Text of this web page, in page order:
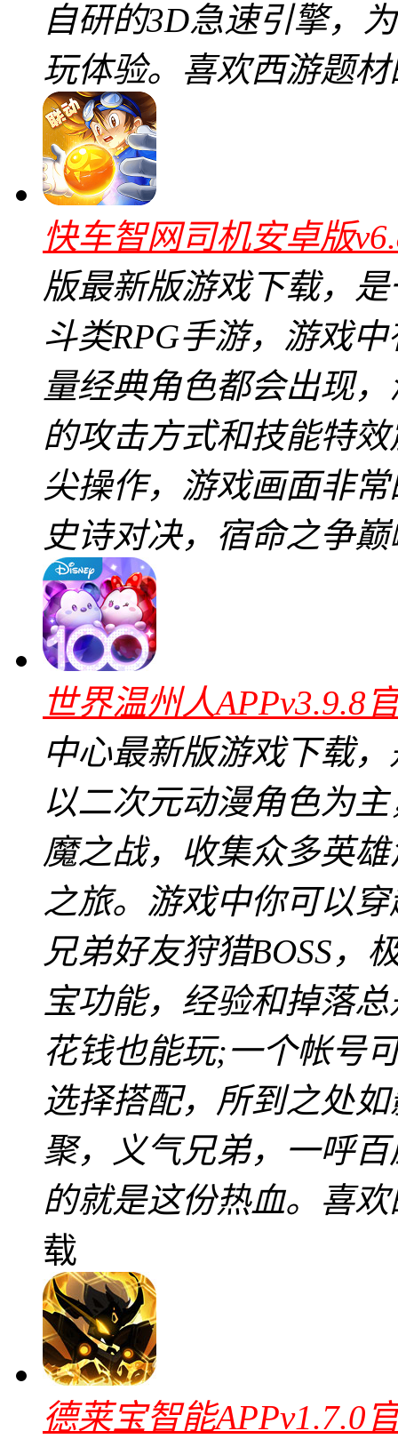
自研的3D急速引擎，
玩体验。喜欢西游题
快车智网司机安卓版
版最新版游戏下载，
斗类RPG手游，游戏
量经典角色都会出现
的攻击方式和技能特
尖操作，游戏画面非
史诗对决，宿命之争
世界温州人APPv3.9.8
中心最新版游戏下载
以二次元动漫角色为
魔之战，收集众多英
之旅。游戏中你可以
兄弟好友狩猎BOSS，
宝功能，经验和掉落
花钱也能玩;一个帐号
选择搭配，所到之处
聚，义气兄弟，一呼
的就是这份热血。喜
载
德莱宝智能APPv1.7.0